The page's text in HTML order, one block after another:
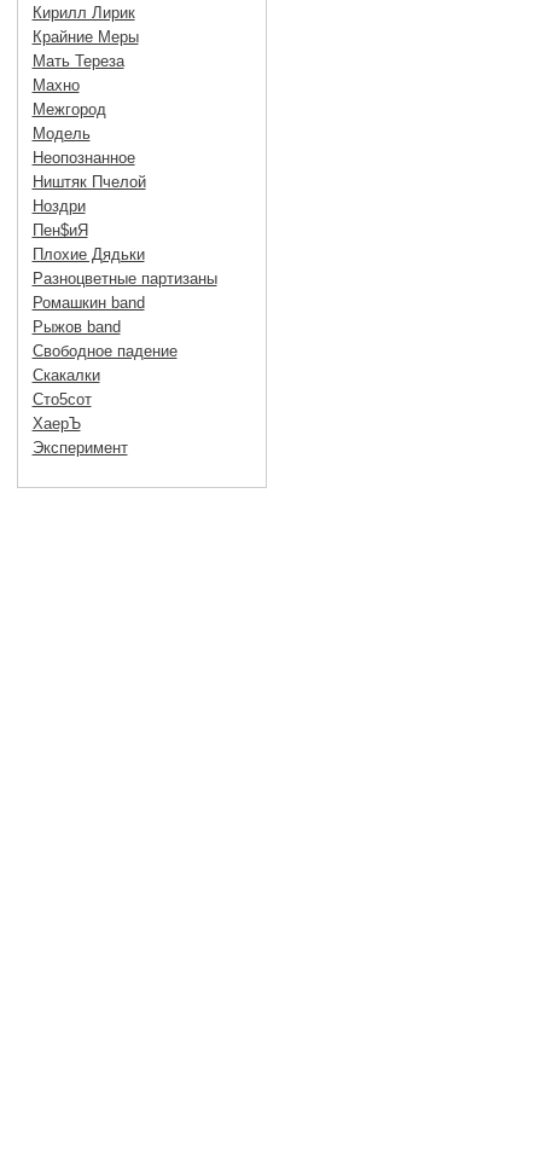
Кирилл Лирик
Крайние Меры
Мать Тереза
Махно
Межгород
Модель
Неопознанное
Ништяк Пчелой
Ноздри
Пен$иЯ
Плохие Дядьки
Разноцветные партизаны
Ромашкин band
Рыжов band
Свободное падение
Скакалки
Сто5сот
ХаерЪ
Эксперимент